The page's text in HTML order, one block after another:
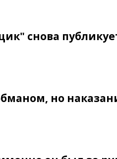
снова
но